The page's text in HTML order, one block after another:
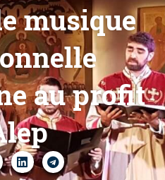
musique
au profit